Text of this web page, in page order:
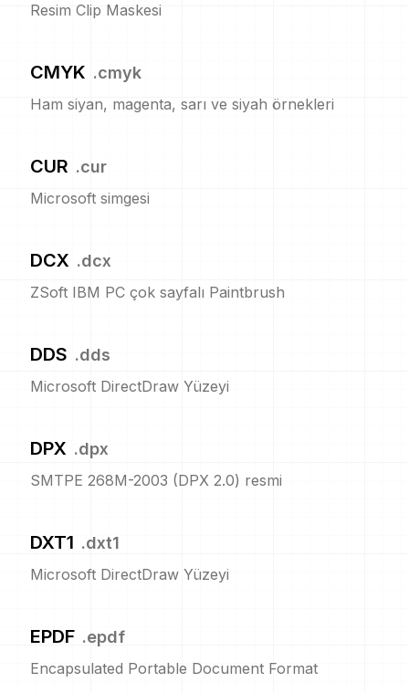
Resim Clip Maskesi
CMYK .cmyk
Ham siyan, magenta, sarı ve siyah örnekleri
CUR .cur
Microsoft simgesi
DCX .dcx
ZSoft IBM PC çok sayfalı Paintbrush
DDS .dds
Microsoft DirectDraw Yüzeyi
DPX .dpx
SMTPE 268M-2003 (DPX 2.0) resmi
DXT1 .dxt1
Microsoft DirectDraw Yüzeyi
EPDF .epdf
Encapsulated Portable Document Format